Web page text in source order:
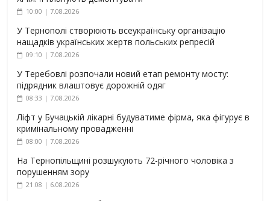
10:00 | 7.08.2026
У Тернополі створюють всеукраїнську організацію
нащадків українських жертв польських репресій
09:10 | 7.08.2026
У Теребовлі розпочали новий етап ремонту мосту:
підрядник влаштовує дорожній одяг
08:33 | 7.08.2026
Ліфт у Бучацькій лікарні будуватиме фірма, яка фігурує в
кримінальному провадженні
08:00 | 7.08.2026
На Тернопільщині розшукують 72-річного чоловіка з
порушенням зору
21:08 | 6.08.2026